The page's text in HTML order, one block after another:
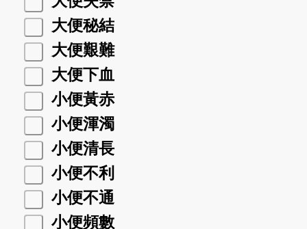
大便秘結
大便艱難
大便下血
小便黃赤
小便渾濁
小便清長
小便不利
小便不通
小便頻數